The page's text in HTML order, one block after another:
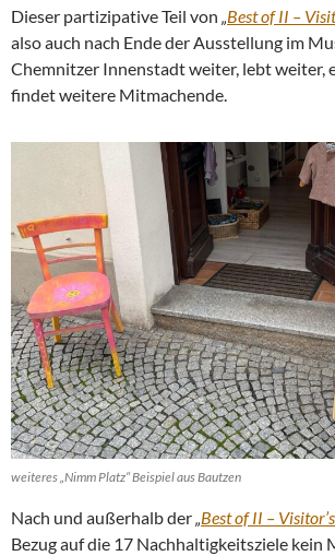
Dieser partizipative Teil von „Best of II –
also auch nach Ende der Ausstellung im
Chemnitzer Innenstadt weiter, lebt weiter,
findet weitere Mitmachende.
weiteres „Nimm Platz“ Beispiel aus Bautzen
Nach und außerhalb der„Best of II –
Bezug auf die 17 Nachhaltigkeitsziele kein